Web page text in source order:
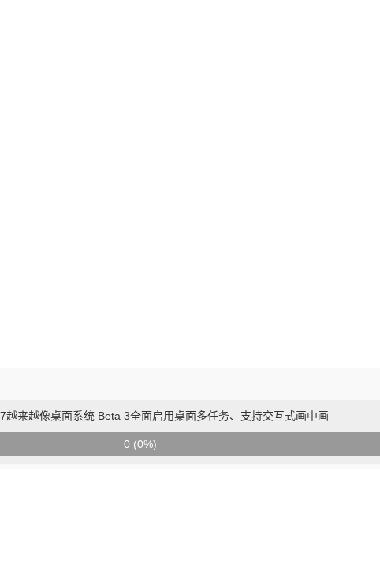
越来越像桌面系统 Beta 3全面启用桌面多任务、支持交互式画中画
0 (0%)